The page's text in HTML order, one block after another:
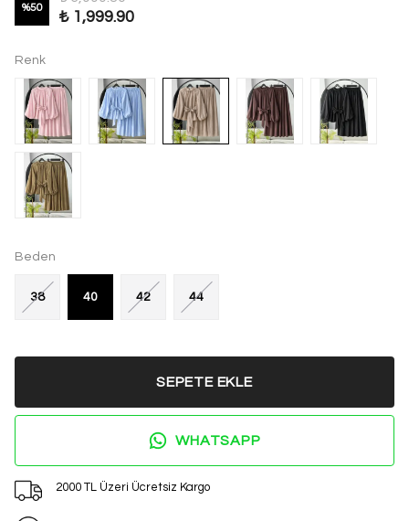
%50
₺ 1,999.90
Renk
Beden
38 40 42 44
SEPETE EKLE
WHATSAPP
2000 TL Üzeri Ücretsiz Kargo